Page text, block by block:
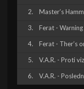
Master’s
Ferat -
Ferat - Ther’s
V.A.R. - Proti
V.A.R. -